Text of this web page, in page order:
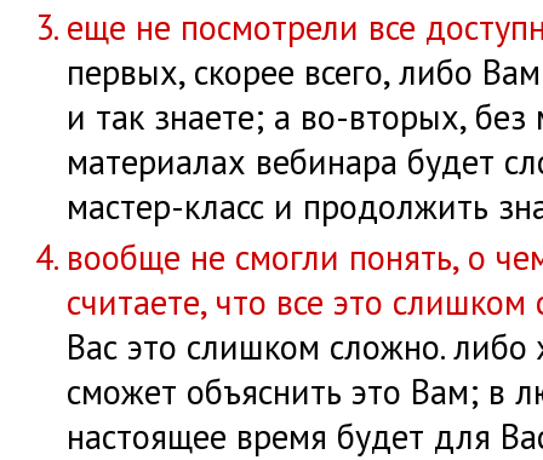
еще не посмотрели все
первых, скорее всего, либо
и так знаете; а во-вторых,
материалах вебинара будет
мастер-класс и продолжить
вообще не смогли понять, о
считаете, что все это
Вас это слишком сложно. либо
сможет объяснить это Вам; в
настоящее время будет для